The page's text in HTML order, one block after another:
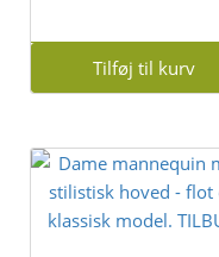
Tilføj til kurv